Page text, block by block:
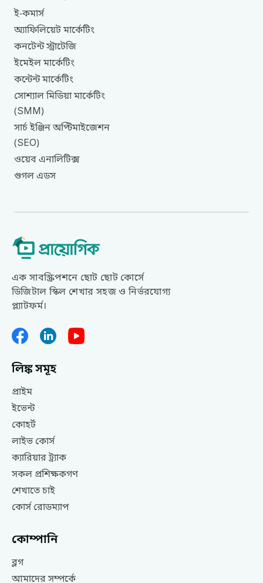
ই-কমার্স
অ্যাফিলিয়েটমার্কেটিং
কনটেন্টস্ট্রাটেজি
ইমেইলমার্কেটিং
কন্টেন্টমার্কেটিং
সোশ্যালমিডিয়ামার্কেটিং
(SMM)
সার্চইঞ্জিনঅপ্টিমাইজেশন
(SEO)
ওয়েবএনালিটিক্স
গুগলএডস
এক সাবস্ক্রিপশনে ছোট ছোট কোর্সে
ডিজিটাল স্কিল শেখার সহজ ও নির্ভরযোগ্য
প্ল্যাটফর্ম।
লিঙ্ক সমূহ
প্রাইম
ইভেন্ট
কোহর্ট
লাইভ কোর্স
ক্যারিয়ার ট্র্যাক
সকল প্রশিক্ষকগণ
শেখাতে চাই
কোর্স রোডম্যাপ
কোম্পানি
ব্লগ
আমাদের সম্পর্কে